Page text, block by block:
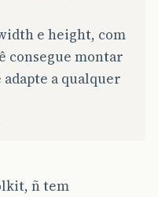
e height, com
consegue montar
a qualquer
ñ tem